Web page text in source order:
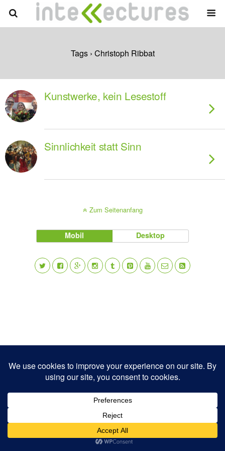
Tags › Christoph Ribbat
Kunstwerke, kein Lesestoff
Sinnlichkeit statt Sinn
Zum Seitenanfang
Mobil Desktop